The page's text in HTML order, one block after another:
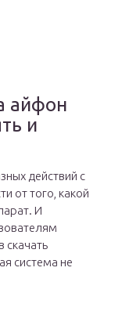
айфон
и
действий с
от того, какой
И
скачать
система не